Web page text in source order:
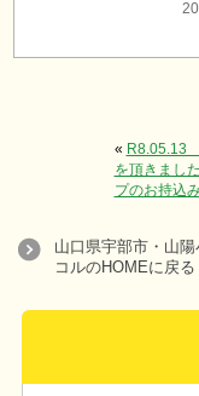
« R8.05.13
を頂きました
プのお持込
山口県宇部市・山
コルのHOMEに戻る